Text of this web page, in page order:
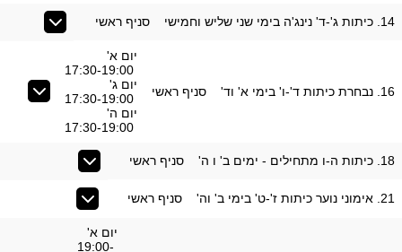
14. כיתות ג'-ד' נינג'ה בימי שני שליש וחמישי סניף ראשי
16. נבחרת כיתות ד'-ו' בימי א' וד' סניף ראשי
יום א'
יום ג'
יום ה'
18. כיתות ה-ו מתחילים - ימים ב' ו ה' סניף ראשי
21. אימוני נוער כיתות ז'-ט' בימי ב' וה' סניף ראשי
יום א'
19:00-